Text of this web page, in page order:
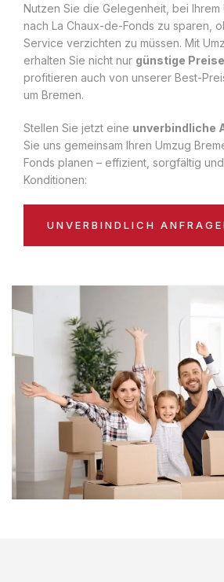
Nutzen Sie die Gelegenheit, bei Ihrem
nach La Chaux-de-Fonds zu sparen,
Service verzichten zu müssen. Mit
erhalten Sie nicht nur günstige Preise
profitieren auch von unserer Best-
um Bremen.
Stellen Sie jetzt eine unverbindliche
Sie uns gemeinsam Ihren Umzug
Fonds planen – effizient, sorgfältig
Konditionen:
UNVERBINDLICH